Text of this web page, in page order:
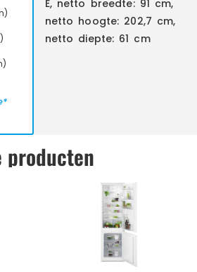
E, netto breedte: 91 cm,
netto hoogte: 202,7 cm,
netto diepte: 61 cm
producten